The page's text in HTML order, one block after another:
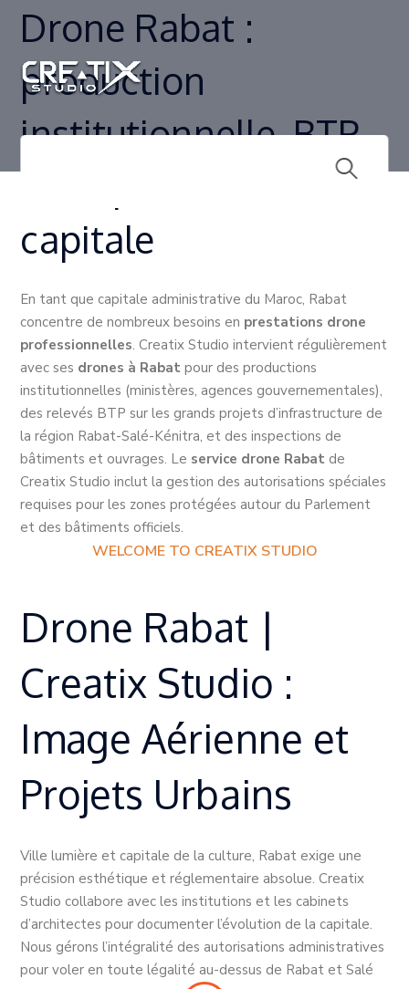
Drone Rabat :
production
institutionnelle, BTP
et inspection dans la
capitale
En tant que capitale administrative du Maroc, Rabat
concentre de nombreux besoins en prestations drone
professionnelles. Creatix Studio intervient régulièrement
avec ses drones à Rabat pour des productions
institutionnelles (ministères, agences gouvernementales),
des relevés BTP sur les grands projets d’infrastructure de
la région Rabat-Salé-Kénitra, et des inspections de
bâtiments et ouvrages. Le service drone Rabat de
Creatix Studio inclut la gestion des autorisations spéciales
requises pour les zones protégées autour du Parlement
et des bâtiments officiels.
WELCOME TO CREATIX STUDIO
Drone Rabat |
Creatix Studio :
Image Aérienne et
Projets Urbains
Ville lumière et capitale de la culture, Rabat exige une
précision esthétique et réglementaire absolue. Creatix
Studio collabore avec les institutions et les cabinets
d’architectes pour documenter l’évolution de la capitale.
Nous gérons l’intégralité des autorisations administratives
pour voler en toute légalité au-dessus de Rabat et Salé